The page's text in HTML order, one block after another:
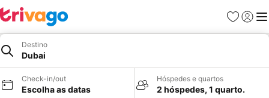
Favoritos
Iniciar
Destino
Dubai
Check-in/out
Escolha as datas
Hóspedes e quartos
2 hóspedes, 1 quarto.